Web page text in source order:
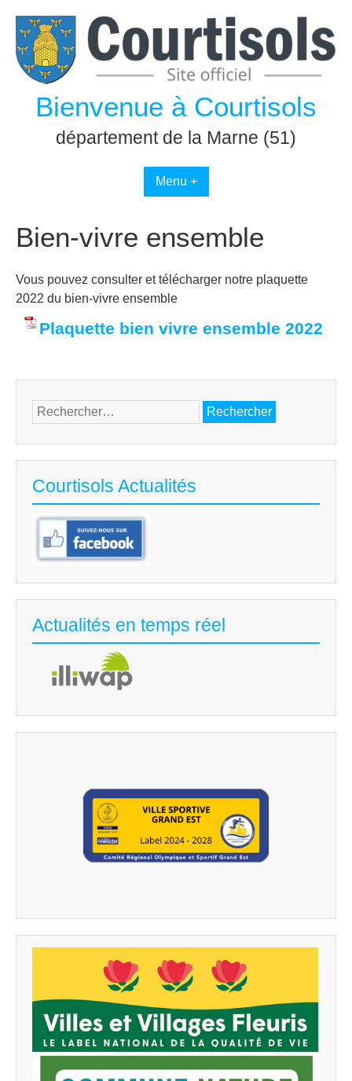
contenu
Bienvenue à Courtisols
département de la Marne (51)
Menu +
Bien-vivre ensemble
Vous pouvez consulter et télécharger notre plaquette
2022 du bien-vivre ensemble
Plaquette bien vivre ensemble 2022
Rechercher :
Courtisols Actualités
Actualités en temps réel